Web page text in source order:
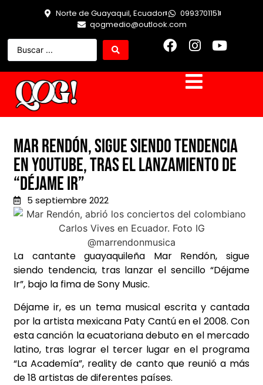
Norte de Guayaquil, Ecuador
0993701151
qogmedio@outlook.com
Mar Rendón, sigue siendo tendencia
en YouTube, tras el lanzamiento de
“Déjame Ir”
5 septiembre 2022
La cantante guayaquileña Mar Rendón, sigue
siendo tendencia, tras lanzar el sencillo “Déjame
Ir”, bajo la fima de Sony Music.
Déjame ir, es un tema musical escrita y cantada
por la artista mexicana Paty Cantú en el 2008. Con
esta canción la ecuatoriana debuto en el mercado
latino, tras lograr el tercer lugar en el programa
“La Academía”, reality de canto que reunió a más
de 18 artistas de diferentes países.